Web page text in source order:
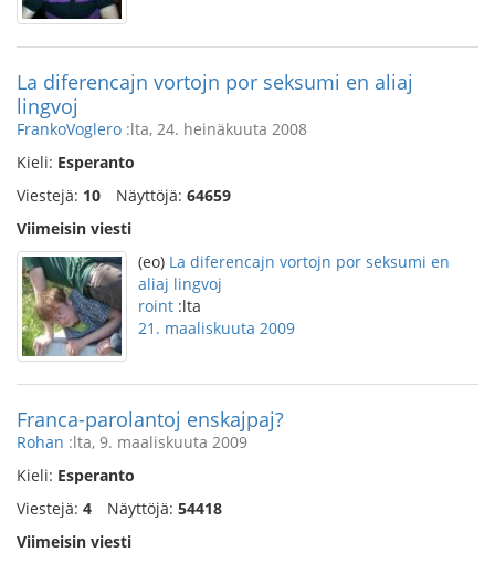
La diferencajn vortojn por seksumi en aliaj
lingvoj
FrankoVoglero :lta, 24. heinäkuuta 2008
Kieli: Esperanto
Viestejä: 10 Näyttöjä: 64659
Viimeisin viesti
(eo) La diferencajn vortojn por seksumi en
aliaj lingvoj
roint :lta
21. maaliskuuta 2009
Franca-parolantoj enskajpaj?
Rohan :lta, 9. maaliskuuta 2009
Kieli: Esperanto
Viestejä: 4 Näyttöjä: 54418
Viimeisin viesti